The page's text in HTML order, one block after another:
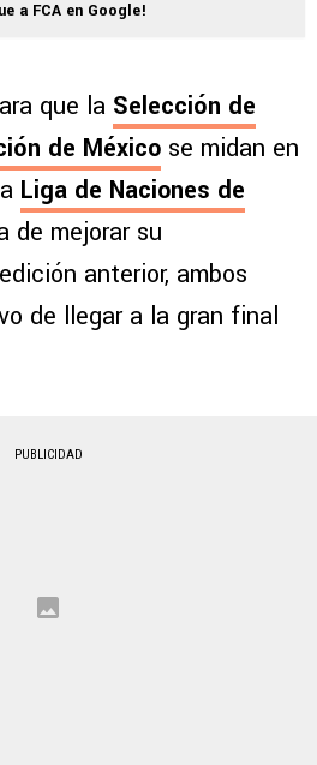
a FCA en Google!
que la Selección de
de México se midan en
Liga de Naciones de
de mejorar su
anterior, ambos
de llegar a la gran final
PUBLICIDAD